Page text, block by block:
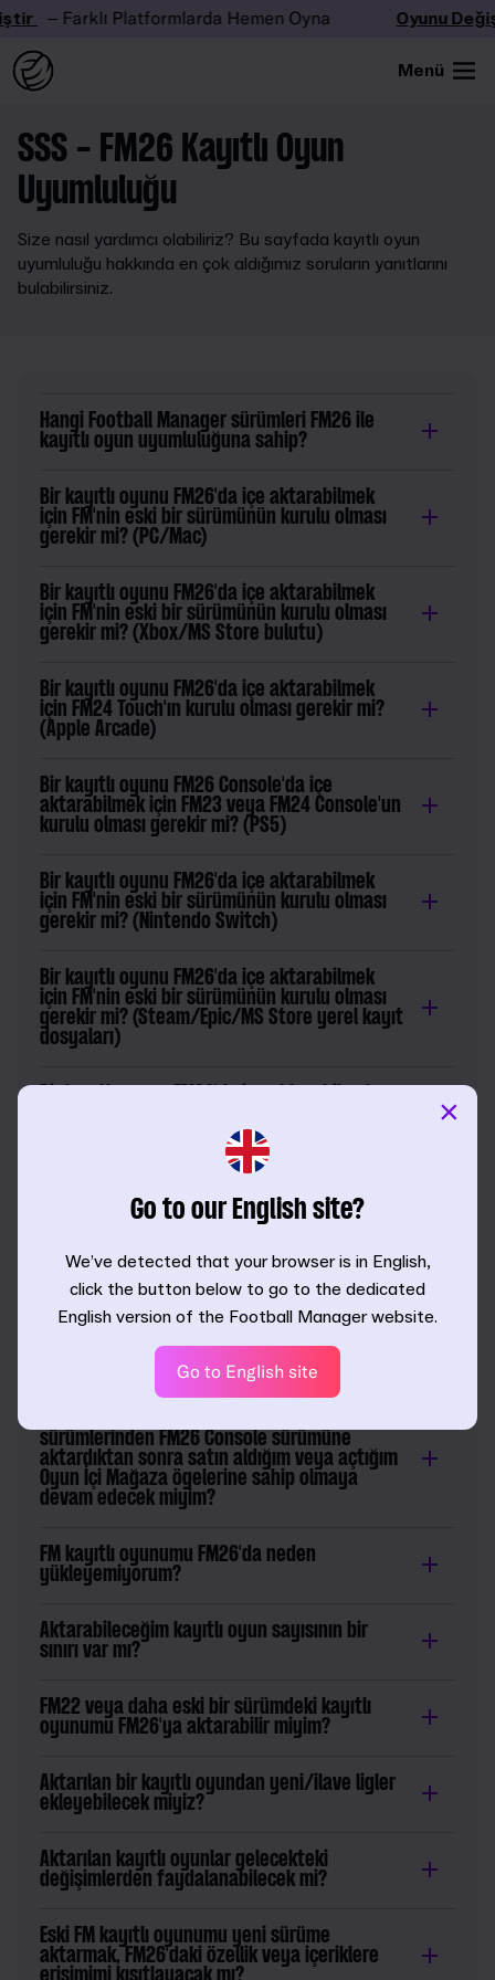
– Farklı Platformlarda Hemen Oyna Oyunu
Menü
SSS - FM26 Kayıtlı Oyun
Uyumluluğu
Size nasıl yardımcı olabiliriz? Bu sayfada kayıtlı oyun
uyumluluğu hakkında en çok aldığımız soruların yanıtlarını
bulabilirsiniz.
Hangi Football Manager sürümleri FM26 ile
kayıtlı oyun uyumluluğuna sahip?
Bir kayıtlı oyunu FM26'da içe aktarabilmek
için FM'nin eski bir sürümünün kurulu olması
gerekir mi? (PC/Mac)
Bir kayıtlı oyunu FM26'da içe aktarabilmek
için FM'nin eski bir sürümünün kurulu olması
gerekir mi? (Xbox/MS Store bulutu)
Bir kayıtlı oyunu FM26'da içe aktarabilmek
için FM24 Touch'ın kurulu olması gerekir mi?
(Apple Arcade)
Bir kayıtlı oyunu FM26 Console'da içe
aktarabilmek için FM23 veya FM24 Console'un
kurulu olması gerekir mi? (PS5)
Bir kayıtlı oyunu FM26'da içe aktarabilmek
için FM'nin eski bir sürümünün kurulu olması
gerekir mi? (Nintendo Switch)
Bir kayıtlı oyunu FM26'da içe aktarabilmek
için FM'nin eski bir sürümünün kurulu olması
gerekir mi? (Steam/Epic/MS Store yerel kayıt
dosyaları)
gerekir mi? (Steam Cloud)
için FM'nin eski bir sürümünün kurulu olması
gerekir mi? (Epic bulut kaydı)
FM26'da FM kayıt dosyalarını nasıl yüklerim?
FM kayıtlı oyunlarım için oyun içi editörü
FM26'da kullanabilir miyim?
sürümlerinden FM26 Console sürümüne
aktardıktan sonra satın aldığım veya açtığım
Oyun İçi Mağaza ögelerine sahip olmaya
devam edecek miyim?
FM kayıtlı oyunumu FM26'da neden
yükleyemiyorum?
Aktarabileceğim kayıtlı oyun sayısının bir
sınırı var mı?
FM22 veya daha eski bir sürümdeki kayıtlı
oyunumu FM26'ya aktarabilir miyim?
Aktarılan bir kayıtlı oyundan yeni/ilave ligler
ekleyebilecek miyiz?
Aktarılan kayıtlı oyunlar gelecekteki
değişimlerden faydalanabilecek mi?
Eski FM kayıtlı oyunumu yeni sürüme
aktarmak, FM26'daki özellik veya içeriklere
Go to our English site?
We’ve detected that your browser is in English,
click the button below to go to the dedicated
English version of the Football Manager website.
Go to English site
×